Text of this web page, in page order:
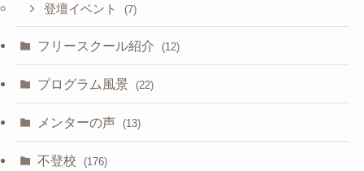
登壇イベント (7)
フリースクール紹介 (12)
プログラム風景 (22)
メンターの声 (13)
不登校 (176)